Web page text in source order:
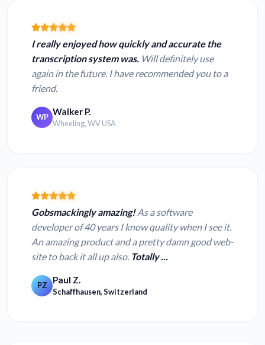
I really enjoyed how quickly and accurate the
transcription system was. Will definitely use
again in the future. I have recommended you to a
friend.
WP Walker P.
Wheeling, WV USA
Gobsmackingly amazing!As a software
developer of 40 years I know quality when I see it.
An amazing product and a pretty damn good web-
site to back it all up also. Totally ...
PZ Paul Z.
Schaffhausen, Switzerland